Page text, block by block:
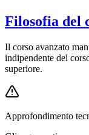
Filosofia del
Il corso avanzato
indipendente del
superiore.
Approfondimento